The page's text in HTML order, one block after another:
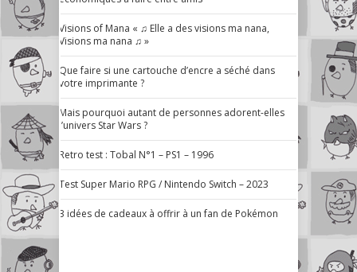
Visions of Mana « ♫ Elle a des visions ma nana,
Visions ma nana ♫ »
Que faire si une cartouche d’encre a séché dans
votre imprimante ?
Mais pourquoi autant de personnes adorent-elles
l’univers Star Wars ?
Retro test : Tobal N°1 – PS1 – 1996
Test Super Mario RPG / Nintendo Switch – 2023
3 idées de cadeaux à offrir à un fan de Pokémon